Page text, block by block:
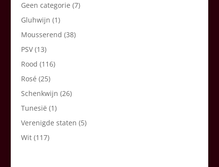
Geen categorie (7)
Gluhwijn (1)
Mousserend (38)
PSV (13)
Rood (116)
Rosé (25)
Schenkwijn (26)
Tunesië (1)
Verenigde staten (5)
Wit (117)